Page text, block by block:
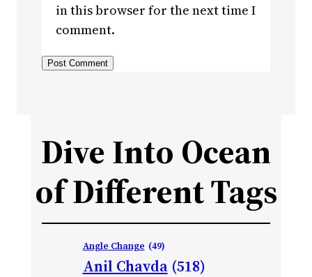
in this browser for the next time I
comment.
Dive Into Ocean
of Different Tags
Angle Change (49)
Anil Chavda (518)